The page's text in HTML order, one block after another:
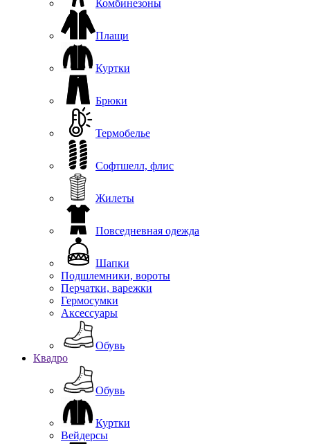
Комбинезоны
Плащи
Куртки
Брюки
Термобелье
Софтшелл, флис
Жилеты
Повседневная одежда
Шапки
Подшлемники, вороты
Перчатки, варежки
Гермосумки
Аксессуары
Обувь
Квадро
Обувь
Куртки
Вейдерсы